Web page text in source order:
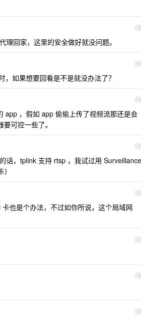
12
回家，这里的安全做好就没问题。
13
如果想要回看是不是就没办法了？
14
app ，假如 app 偷偷上传了视频流那还是会
可控一些了。
15
话，tplink 支持 rtsp ，我试过用 Surveillance
16
也是个办法，不过如你所说，这个局域网
17
18
19